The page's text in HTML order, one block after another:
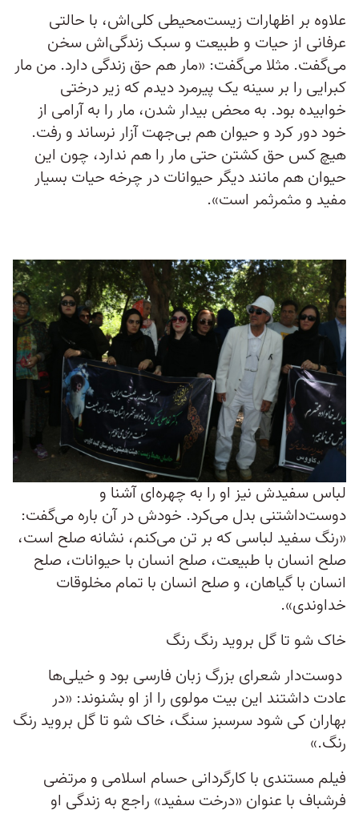
علاوه بر اظهارات زیست‌محیطی کلی‌اش، با حالتی
عرفانی از حیات و طبیعت و سبک زندگی‌اش سخن
می‌گفت. مثلا می‌گفت: «مار هم حق زندگی دارد. من مار
کبرایی را بر سینه یک پیرمرد دیدم که زیر درختی
خوابیده بود. به محض بیدار شدن، مار را به آرامی از
خود دور کرد و حیوان هم بی‌جهت آزار نرساند و رفت.
هیچ کس حق کشتن حتی مار را هم ندارد، چون این
حیوان هم مانند دیگر حیوانات در چرخه حیات بسیار
مفید و مثمرثمر است».
لباس سفیدش نیز او را به چهره‌ای آشنا و
دوست‌داشتنی بدل می‌کرد. خودش در آن باره می‌گفت:
«رنگ سفید لباسی که بر تن می‌کنم، نشانه صلح است،
صلح انسان با طبیعت، صلح انسان با حیوانات، صلح
انسان با گیاهان، و صلح انسان با تمام مخلوقات
خداوندی».
خاک شو تا گل بروید رنگ رنگ
دوست‌دار شعرای بزرگ زبان فارسی بود و خیلی‌ها
عادت داشتند این بیت مولوی را از او بشنوند: «در
بهاران کی شود سرسبز سنگ، خاک شو تا گل بروید رنگ
رنگ.»
فیلم مستندی با کارگردانی حسام اسلامی و مرتضی
فرشباف با عنوان «درخت سفید» راجع به زندگی‌ او